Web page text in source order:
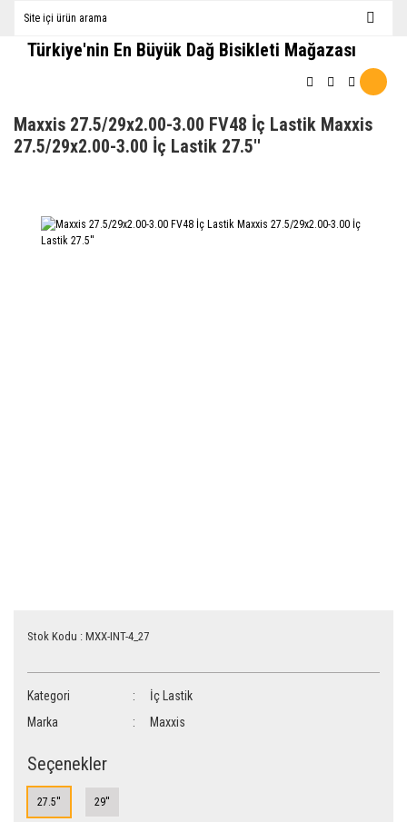
Türkiye'nin En Büyük Dağ Bisikleti Mağazası
Maxxis 27.5/29x2.00-3.00 FV48 İç Lastik Maxxis
27.5/29x2.00-3.00 İç Lastik 27.5''
Stok Kodu : MXX-INT-4_27
Kategori
İç Lastik
Marka
Maxxis
Seçenekler
27.5'' 29''